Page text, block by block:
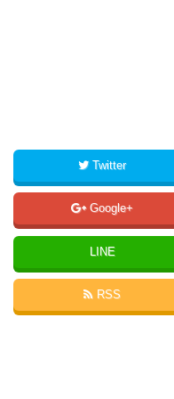
Twitter
Google+
LINE
RSS